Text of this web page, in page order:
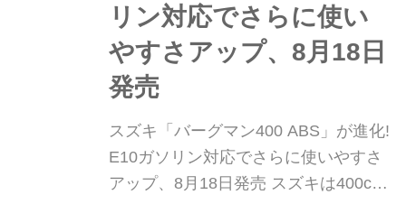
リン対応でさらに使い
やすさアップ、8月18日
発売
スズキ「バーグマン400 ABS」が進化!
E10ガソリン対応でさらに使いやすさ
アップ、8月18日発売 スズキは400cc